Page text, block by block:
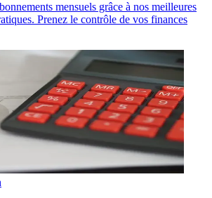
mensuels grâce à nos meilleures
Prenez le contrôle de vos finances